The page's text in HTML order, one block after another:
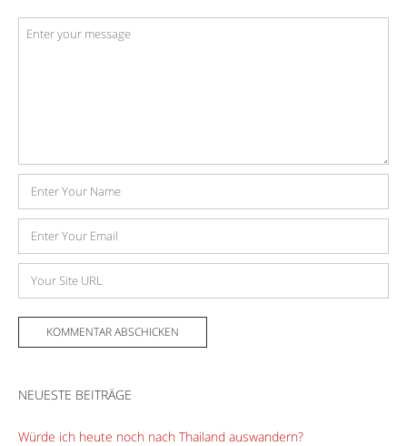
Kommentar
Name
Mail-
Website
NEUESTE BEITRÄGE
Würde ich heute noch nach Thailand auswandern?